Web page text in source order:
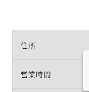
住所
営業時間